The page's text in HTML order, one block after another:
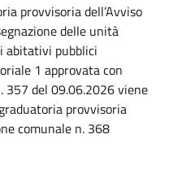
provvisoria dell’Avviso
delle unità
abitativi pubblici
1 approvata con
357 del 09.06.2026 viene
provvisoria
comunale n. 368